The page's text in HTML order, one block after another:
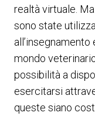
realtà virtuale.
sono state
all’insegnamento
mondo
possibilità a
esercitarsi
queste siano